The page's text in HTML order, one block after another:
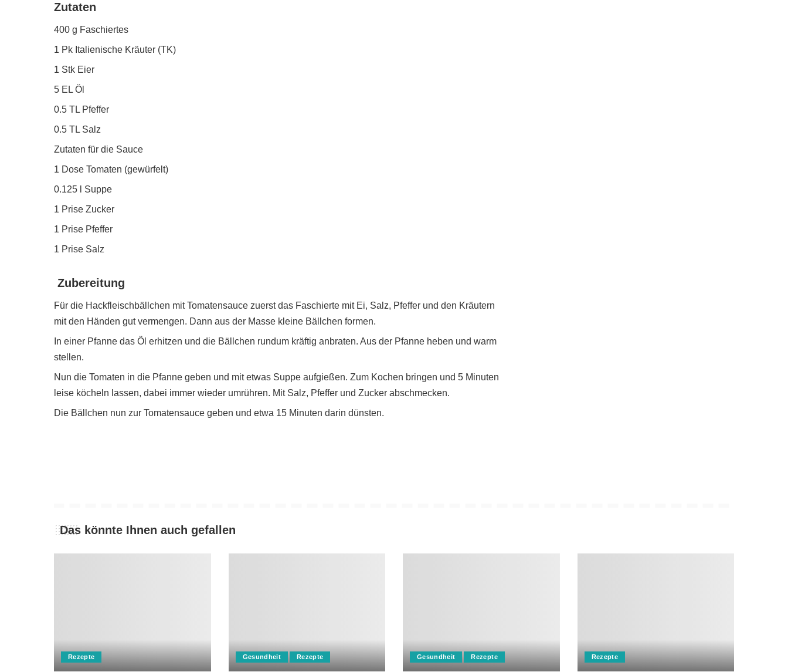
Zutaten
400 g Faschiertes
1 Pk Italienische Kräuter (TK)
1 Stk Eier
5 EL Öl
0.5 TL Pfeffer
0.5 TL Salz
Zutaten für die Sauce
1 Dose Tomaten (gewürfelt)
0.125 l Suppe
1 Prise Zucker
1 Prise Pfeffer
1 Prise Salz
Zubereitung
Für die Hackfleischbällchen mit Tomatensauce zuerst das Faschierte mit Ei, Salz, Pfeffer und den Kräutern
mit den Händen gut vermengen. Dann aus der Masse kleine Bällchen formen.
In einer Pfanne das Öl erhitzen und die Bällchen rundum kräftig anbraten. Aus der Pfanne heben und warm
stellen.
Nun die Tomaten in die Pfanne geben und mit etwas Suppe aufgießen. Zum Kochen bringen und 5 Minuten
leise köcheln lassen, dabei immer wieder umrühren. Mit Salz, Pfeffer und Zucker abschmecken.
Die Bällchen nun zur Tomatensauce geben und etwa 15 Minuten darin dünsten.
Das könnte Ihnen auch gefallen
Rezepte Gesundheit Rezepte Gesundheit Rezepte Rezepte